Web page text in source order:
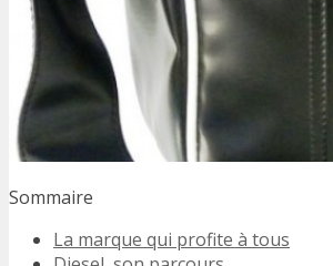
Sommaire
La marque qui profite à tous